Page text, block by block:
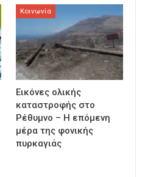
Κοινωνία
Εικόνες ολικής
καταστροφής στο
Ρέθυμνο – Η επόμενη
μέρα της φονικής
πυρκαγιάς